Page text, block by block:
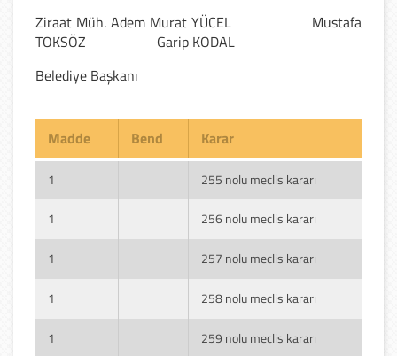
Ziraat Müh. Adem Murat YÜCEL Mustafa
TOKSÖZ Garip KODAL
Belediye Başkanı
Madde Bend Karar
1 255 nolu meclis kararı
1 256 nolu meclis kararı
1 257 nolu meclis kararı
1 258 nolu meclis kararı
1 259 nolu meclis kararı